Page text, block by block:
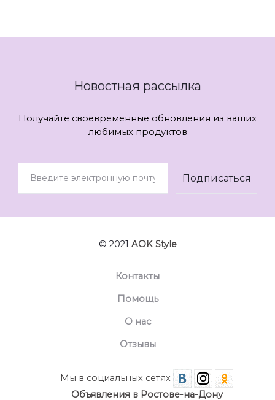
Новостная рассылка
Получайте своевременные обновления из ваших
любимых продуктов
© 2021 AOK Style
Контакты
Помощь
О нас
Отзывы
Мы в социальных сетях
Объявления в Ростове-на-Дону